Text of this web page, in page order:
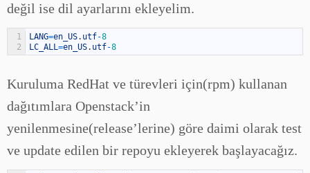
değil ise dil ayarlarını ekleyelim.
1
2
LANG=en_US. utf-8
LC_ALL=en_US. utf-8
Kuruluma RedHat ve türevleri için(rpm) kullanan
dağıtımlara Openstack’in
yenilenmesine(release’lerine) göre daimi olarak test
ve update edilen bir repoyu ekleyerek başlayacağız.